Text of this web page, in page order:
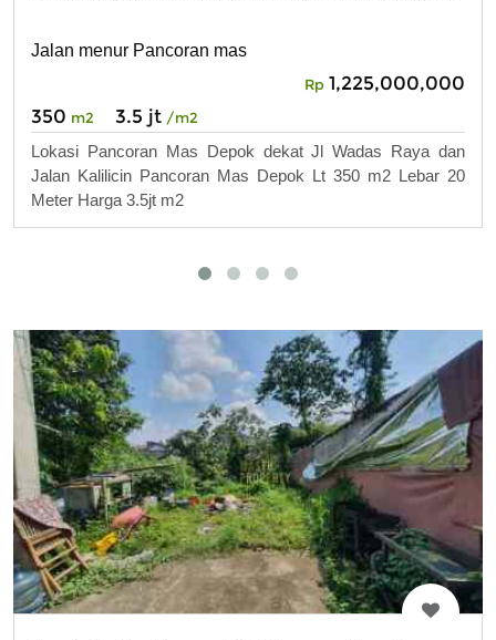
Jalan menur Pancoran mas
Rp 1,225,000,000
350 m2 3.5 jt /m2
Lokasi Pancoran Mas Depok dekat Jl Wadas Raya dan
Jalan Kalilicin Pancoran Mas Depok Lt 350 m2 Lebar 20
Meter Harga 3.5jt m2